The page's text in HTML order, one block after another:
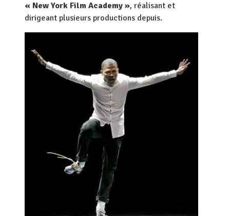
« New York Film Academy », réalisant et
dirigeant plusieurs productions depuis.